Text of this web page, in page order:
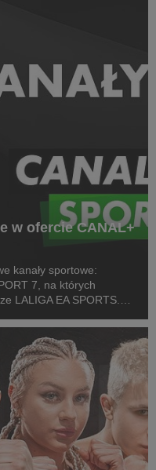
w ofercie CANAL+
kanały sportowe:
7, na których
LALIGA EA SPORTS.
hiszpańskiej, po formaln...